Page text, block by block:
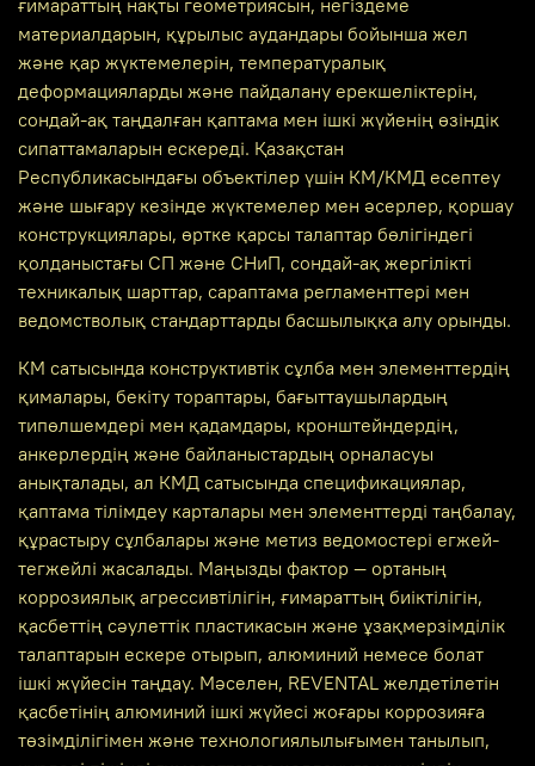
материалдарын, құрылыс аудандары бойынша жел
және қар жүктемелерін, температуралық
деформацияларды және пайдалану ерекшеліктерін,
сондай-ақ таңдалған қаптама мен ішкі жүйенің өзіндік
сипаттамаларын ескереді. Қазақстан
Республикасындағы объектілер үшін КМ/КМД есептеу
және шығару кезінде жүктемелер мен әсерлер, қоршау
конструкциялары, өртке қарсы талаптар бөлігіндегі
қолданыстағы СП және СНиП, сондай-ақ жергілікті
техникалық шарттар, сараптама регламенттері мен
ведомстволық стандарттарды басшылыққа алу орынды.
КМ сатысында конструктивтік сұлба мен элементтердің
қималары, бекіту тораптары, бағыттаушылардың
типөлшемдері мен қадамдары, кронштейндердің,
анкерлердің және байланыстардың орналасуы
анықталады, ал КМД сатысында спецификациялар,
қаптама тілімдеу карталары мен элементтерді таңбалау,
құрастыру сұлбалары және метиз ведомостері егжей-
тегжейлі жасалады. Маңызды фактор — ортаның
коррозиялық агрессивтілігін, ғимараттың биіктілігін,
қасбеттің сәулеттік пластикасын және ұзақмерзімділік
талаптарын ескере отырып, алюминий немесе болат
ішкі жүйесін таңдау. Мәселен, REVENTAL желдетілетін
қасбетінің алюминий ішкі жүйесі жоғары коррозияға
төзімділігімен және технологиялылығымен танылып,